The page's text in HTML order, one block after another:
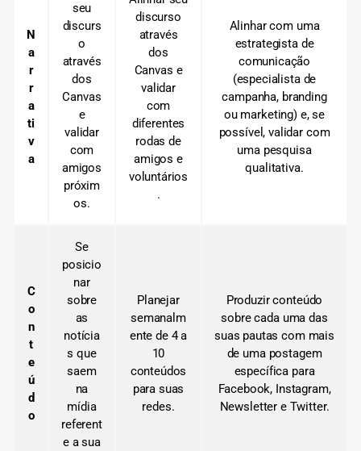
N
a
r
r
a
ti
v
a
seu
discurs
o
através
dos
Canvas
e
validar
com
amigos
próxim
os.
discurso
através
dos
Canvas e
validar
com
diferentes
rodas de
amigos e
voluntários
.
Alinhar com uma
estrategista de
comunicação
(especialista de
campanha, branding
ou marketing) e, se
possível, validar com
uma pesquisa
qualitativa.
C
o
n
t
e
ú
d
o
Se
posicio
nar
sobre
as
notícia
s que
saem
na
mídia
referent
e a sua
Planejar
semanalm
ente de 4 a
10
conteúdos
para suas
redes.
Produzir conteúdo
sobre cada uma das
suas pautas com mais
de uma postagem
específica para
Facebook, Instagram,
Newsletter e Twitter.